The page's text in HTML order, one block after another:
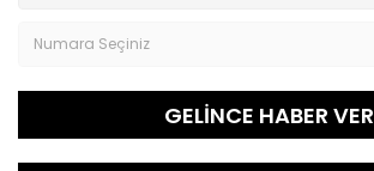
GELİNCE HABER VER